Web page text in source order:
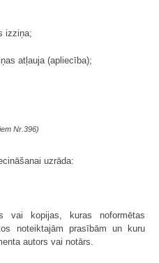
izziņa;
atļauja (apliecība);
Nr.396)
uzrāda:
vai kopijas, kuras noformētas
noteiktajām prasībām un kuru
autors vai notārs.